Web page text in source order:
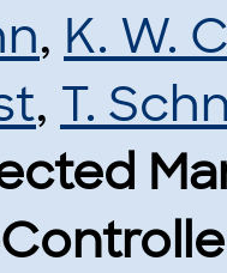
, K. W.
, T.